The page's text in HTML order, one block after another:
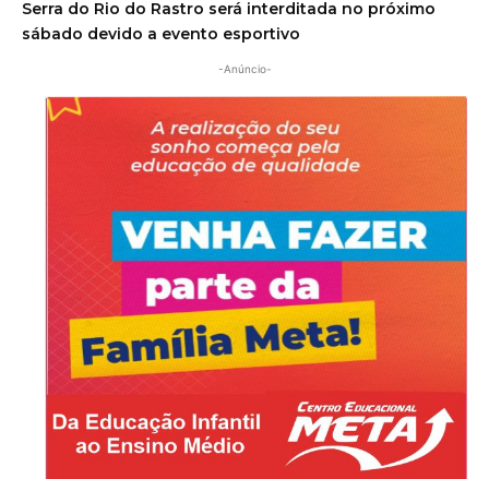
Serra do Rio do Rastro será interditada no próximo
sábado devido a evento esportivo
-Anúncio-